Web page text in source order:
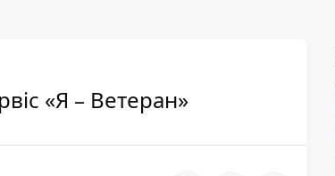
«Я – Ветеран»